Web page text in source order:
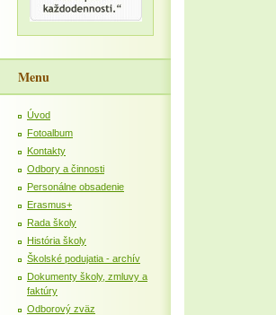
Menu
Úvod
Fotoalbum
Kontakty
Odbory a činnosti
Personálne obsadenie
Erasmus+
Rada školy
História školy
Školské podujatia - archív
Dokumenty školy, zmluvy a
faktúry
Odborový zväz